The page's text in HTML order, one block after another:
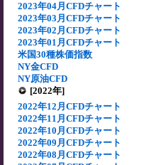
2023年04月CFDチャート
2023年03月CFDチャート
2023年02月CFDチャート
2023年01月CFDチャート
米国30種株価指数
NY金CFD
NY原油CFD
[2022年]
2022年12月CFDチャート
2022年11月CFDチャート
2022年10月CFDチャート
2022年09月CFDチャート
2022年08月CFDチャート